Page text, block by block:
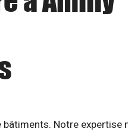
Notre